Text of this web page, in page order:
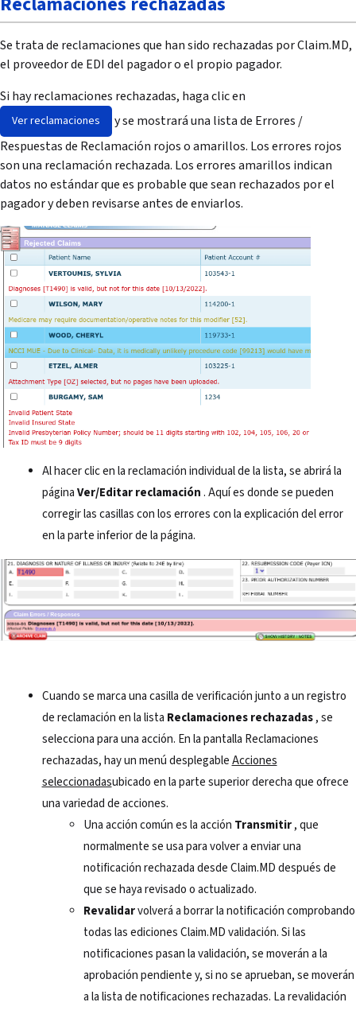
Se trata de reclamaciones que han sido rechazadas por Claim.MD,
el proveedor de EDI del pagador o el propio pagador.
Si hay reclamaciones rechazadas, haga clic en
Ver reclamaciones
y se mostrará una lista de Errores /
Respuestas de Reclamación rojos o amarillos. Los errores rojos
son una reclamación rechazada. Los errores amarillos indican
datos no estándar que es probable que sean rechazados por el
pagador y deben revisarse antes de enviarlos.
Al hacer clic en la reclamación individual de la lista, se abrirá la
páginaVer/Editar reclamación. Aquí es donde se pueden
corregir las casillas con los errores con la explicación del error
en la parte inferior de la página.
Cuando se marca una casilla de verificación junto a un registro
de reclamación en la lista Reclamaciones rechazadas, se
selecciona para una acción. En la pantalla Reclamaciones
rechazadas, hay un menú desplegableAcciones
seleccionadasubicado en la parte superior derecha que ofrece
una variedad de acciones.
Una acción común es la acción Transmitir, que
normalmente se usa para volver a enviar una
notificación rechazada desde Claim.MD después de
que se haya revisado o actualizado.
Revalidarvolverá a borrar la notificación comprobando
todas las ediciones Claim.MD validación. Si las
notificaciones pasan la validación, se moverán a la
aprobación pendiente y, si no se aprueban, se moverán
a la lista de notificaciones rechazadas. La revalidación